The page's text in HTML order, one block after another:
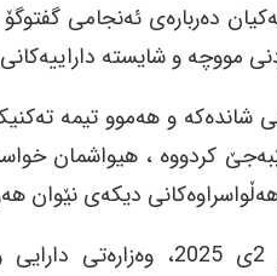
دەربارەی ئەنجامی
مووچە و شایستە
شاندەکە و هەموو تیمە
جێبەجێ کردووە ، هیواشمان
دیکەی نێوان
ئەمەش لەکاتێکدایە،